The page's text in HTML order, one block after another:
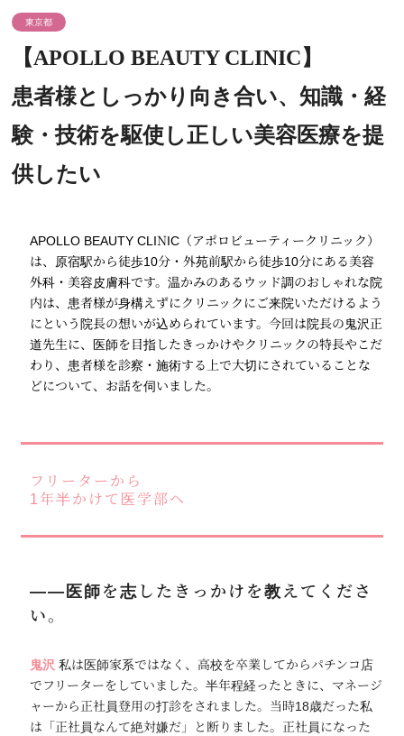
東京都
【APOLLO BEAUTY CLINIC】
患者様としっかり向き合い、知識・経
験・技術を駆使し正しい美容医療を提
供したい
APOLLO BEAUTY CLINIC（アポロビューティークリニック）
は、原宿駅から徒歩10分・外苑前駅から徒歩10分にある美容
外科・美容皮膚科です。温かみのあるウッド調のおしゃれな院
内は、患者様が身構えずにクリニックにご来院いただけるよう
にという院長の想いが込められています。今回は院長の鬼沢正
道先生に、医師を目指したきっかけやクリニックの特長やこだ
わり、患者様を診察・施術する上で大切にされていることな
どについて、お話を伺いました。
フリーターから
1年半かけて医学部へ
――医師を志したきっかけを教えてくださ
い。
鬼沢私は医師家系ではなく、高校を卒業してからパチンコ店
でフリーターをしていました。半年程経ったときに、マネージ
ャーから正社員登用の打診をされました。当時18歳だった私
は「正社員なんて絶対嫌だ」と断りました。正社員になった